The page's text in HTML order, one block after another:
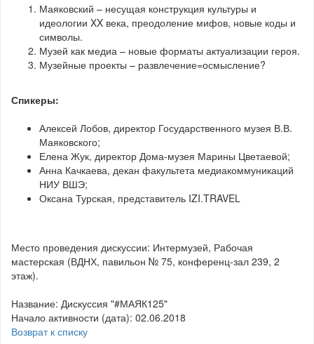
Маяковский – несущая конструкция культуры и
идеологии XX века, преодоление мифов, новые коды и
символы.
Музей как медиа – новые форматы актуализации героя.
Музейные проекты – развлечение=осмысление?
Спикеры:
Алексей Лобов, директор Государственного музея В.В.
Маяковского;
Елена Жук, директор Дома-музея Марины Цветаевой;
Анна Качкаева, декан факультета медиакоммуникаций
НИУ ВШЭ;
Оксана Турская, представитель IZI.TRAVEL
Место проведения дискуссии: Интермузей, Рабочая
мастерская (ВДНХ, павильон № 75, конференц-зал 239, 2
этаж).
Название: Дискуссия "#МАЯК125"
Начало активности (дата): 02.06.2018
Возврат к списку